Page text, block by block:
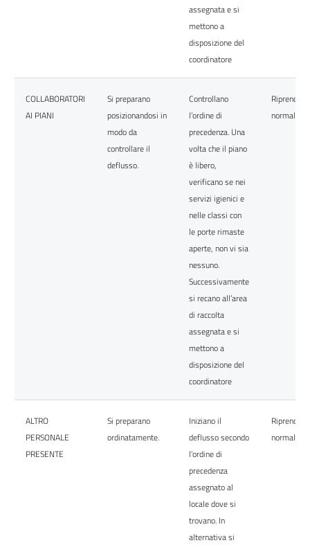
assegnata e si
mettono a
disposizione del
coordinatore
COLLABORATORI
AI PIANI
Si preparano
posizionandosi in
modo da
controllare il
deflusso.
Controllano
l’ordine di
precedenza. Una
volta che il piano
è libero,
verificano se nei
servizi igienici e
nelle classi con
le porte rimaste
aperte, non vi sia
nessuno.
Successivamente
si recano all’area
di raccolta
assegnata e si
mettono a
disposizione del
coordinatore
normale
ALTRO
PERSONALE
PRESENTE
Si preparano
ordinatamente.
Iniziano il
deflusso secondo
l’ordine di
precedenza
assegnato al
locale dove si
trovano. In
alternativa si
normale